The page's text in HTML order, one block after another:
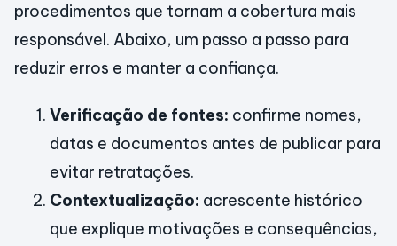
procedimentos que tornam a cobertura mais
responsável. Abaixo, um passo a passo para
reduzir erros e manter a confiança.
Verificação de fontes: confirme nomes,
datas e documentos antes de publicar para
evitar retratações.
Contextualização: acrescente histórico
que explique motivações e consequências,